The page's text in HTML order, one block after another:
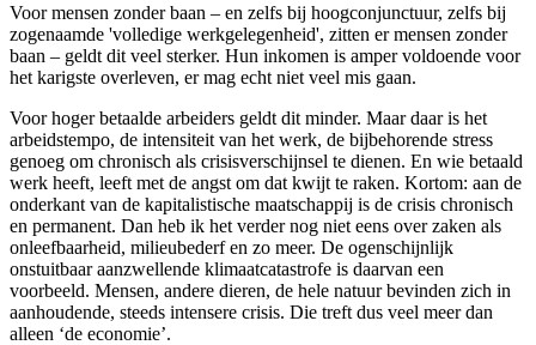
Voor mensen zonder baan – en zelfs bij hoogconjunctuur, zelfs bij
zogenaamde 'volledige werkgelegenheid', zitten er mensen zonder
baan – geldt dit veel sterker. Hun inkomen is amper voldoende voor
het karigste overleven, er mag echt niet veel mis gaan.
Voor hoger betaalde arbeiders geldt dit minder. Maar daar is het
arbeidstempo, de intensiteit van het werk, de bijbehorende stress
genoeg om chronisch als crisisverschijnsel te dienen. En wie betaald
werk heeft, leeft met de angst om dat kwijt te raken. Kortom: aan de
onderkant van de kapitalistische maatschappij is de crisis chronisch
en permanent. Dan heb ik het verder nog niet eens over zaken als
onleefbaarheid, milieubederf en zo meer. De ogenschijnlijk
onstuitbaar aanzwellende klimaatcatastrofe is daarvan een
voorbeeld. Mensen, andere dieren, de hele natuur bevinden zich in
aanhoudende, steeds intensere crisis. Die treft dus veel meer dan
alleen ‘de economie’.